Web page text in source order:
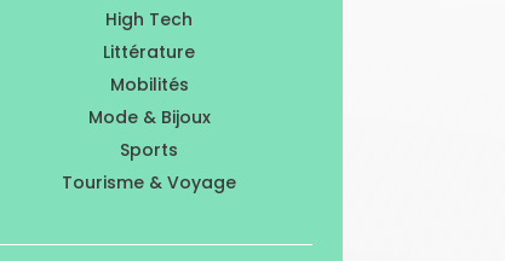
High Tech
Littérature
Mobilités
Mode & Bijoux
Sports
Tourisme & Voyage